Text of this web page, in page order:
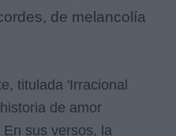
de melancolía
titulada 'Irracional
de amor
sus versos, la